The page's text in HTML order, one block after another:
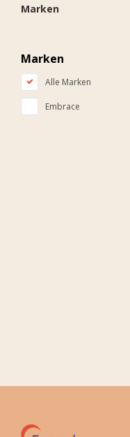
Marken
Marken
Alle Marken
Embrace